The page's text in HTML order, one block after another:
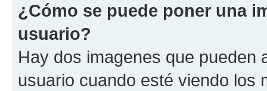
¿Cómo se puede poner una
usuario?
Hay dos imagenes que pueden
usuario cuando esté viendo los